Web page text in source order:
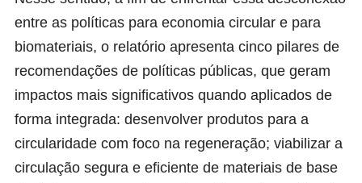
entre as políticas para economia circular e para
biomateriais, o relatório apresenta cinco pilares de
recomendações de políticas públicas, que geram
impactos mais significativos quando aplicados de
forma integrada: desenvolver produtos para a
circularidade com foco na regeneração; viabilizar a
circulação segura e eficiente de materiais de base